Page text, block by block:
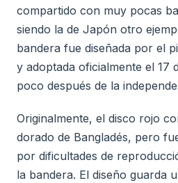
compartido con muy pocas
siendo la de Japón otro
bandera fue diseñada por el
y adoptada oficialmente el 17
poco después de la
Originalmente, el disco rojo
dorado de Bangladés, pero
por dificultades de
la bandera. El diseño guarda